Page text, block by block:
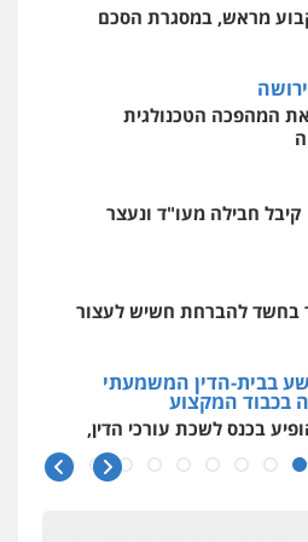
עבירות מין שירותים מקצועיים
מראש, במסגרת הסכם
המהפכה הטכנולגית
קיבל חבילה מעו"ד ונעצר
בחשד להברחת חשיש לעצור
בבית-הדין המשמעתי
בכבוד המקצוע
בכנס לשכת עורכי הדין,